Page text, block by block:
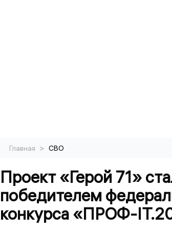
Главная > СВО
Проект «Герой 71»
победителем
конкурса «ПРОФ-